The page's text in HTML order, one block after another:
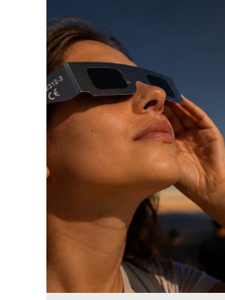
Gastronomía
Escenarios